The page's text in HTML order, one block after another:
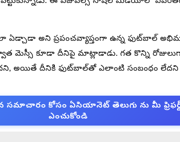
ఏడ్చాడా అని ప్రపంచవ్యాప్తంగా ఉన్న ఫుట్‌బాల్
మెస్సీ కూడా దీనిపై మాట్లాడాడు. గత కొన్ని
అయితే దీనికి ఫుట్‌బాల్‌తో ఎలాంటి సంబంధం
సమాచారం కోసం ఏసియానెట్ తెలుగు ను మీ
ఎంచుకోండి